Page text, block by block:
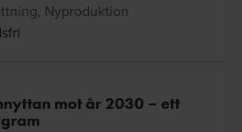
Nyproduktion
mot år 2030 – ett